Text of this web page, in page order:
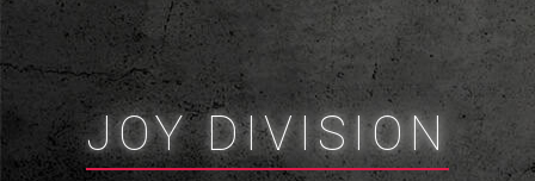
JOY DIVISION